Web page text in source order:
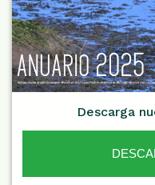
Descarga